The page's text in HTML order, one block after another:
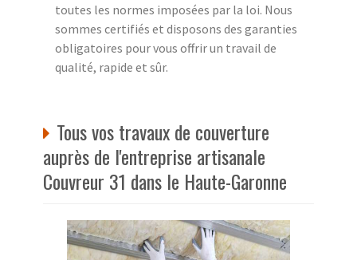
toutes les normes imposées par la loi. Nous
sommes certifiés et disposons des garanties
obligatoires pour vous offrir un travail de
qualité, rapide et sûr.
Tous vos travaux de couverture
auprès de l'entreprise artisanale
Couvreur 31 dans le Haute-Garonne